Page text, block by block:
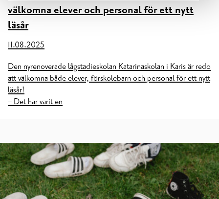
välkomna elever och personal för ett nytt
läsår
11.08.2025
Den nyrenoverade lågstadieskolan Katarinaskolan i Karis är redo
att välkomna både elever, förskolebarn och personal för ett nytt
läsår!
– Det har varit en